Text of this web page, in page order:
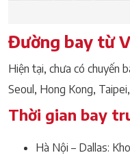
Đường bay từ
Hiện tại, chưa có chuyến
Seoul, Hong Kong,
Thời gian bay
Hà Nội – Dallas: